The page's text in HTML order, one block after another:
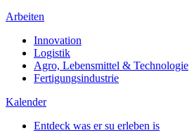
Arbeiten
Innovation
Logistik
Agro, Lebensmittel & Technologie
Fertigungsindustrie
Kalender
Entdeck was er su erleben is